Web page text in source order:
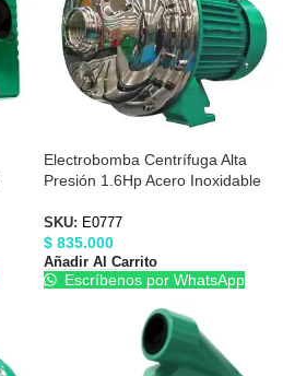
Electrobomba Centrífuga Alta
Presión 1.6Hp Acero Inoxidable
SKU: E0777
$ 835.000
Añadir Al Carrito
Escríbenos por WhatsApp